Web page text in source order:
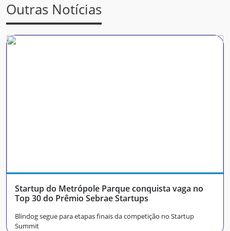
Outras Notícias
Startup do Metrópole Parque conquista vaga no
Top 30 do Prêmio Sebrae Startups
Blindog segue para etapas finais da competição no Startup
Summit